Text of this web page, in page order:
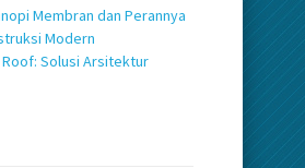
Membran dan Perannya
Modern
Solusi Arsitektur